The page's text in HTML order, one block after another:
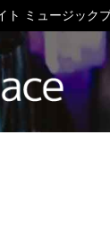
ト ミュージック
ミュ